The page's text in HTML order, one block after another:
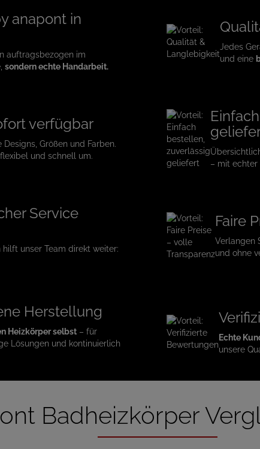
anapont in
auftragsbezogen im
sondern echte Handarbeit.
Jedes
und eine
verfügbar
Designs, Größen und Farben.
und schnell um.
– mit echter
Service
unser Team direkt weiter:
Faire
Verlangen
und ohne
Herstellung
Heizkörper selbst – für
Lösungen und kontinuierlich
Echte
unsere
Badheizkörper